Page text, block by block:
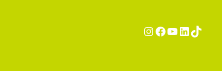
Instagram
Facebook